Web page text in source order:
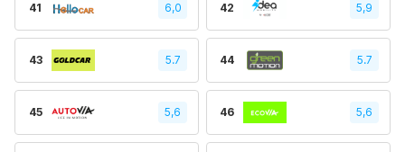
41 6,0 42 5,9
43 5.7 44 5.7
45 5,6 46 5,6